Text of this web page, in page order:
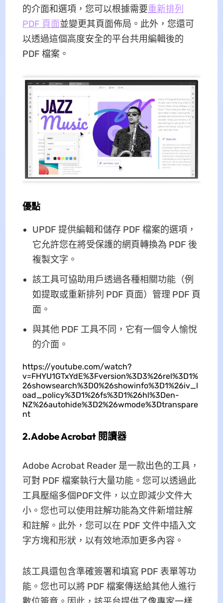
的介面和選項，您可以根據需要重新排列
PDF 頁面並變更其頁面佈局。此外，您還可
以透過這個高度安全的平台共用編輯後的
PDF 檔案。
優點
UPDF 提供編輯和儲存 PDF 檔案的選項，
它允許您在將受保護的網頁轉換為 PDF 後
複製文字。
該工具可協助用戶透過各種相關功能（例
如提取或重新排列 PDF 頁面）管理 PDF 頁
面。
與其他 PDF 工具不同，它有一個令人愉悅
的介面。
https://youtube.com/watch?
v=FHYU1GTxYdE%3Fversion%3D3%26rel%3D1%
26showsearch%3D0%26showinfo%3D1%26iv_l
oad_policy%3D1%26fs%3D1%26hl%3Den-
NZ%26autohide%3D2%26wmode%3Dtranspare
nt
2.Adobe Acrobat 閱讀器
Adobe Acrobat Reader 是一款出色的工具，
可對 PDF 檔案執行大量功能。您可以透過此
工具壓縮多個PDF文件，以立即減少文件大
小。您也可以使用註解功能為文件新增註解
和註解。此外，您可以在 PDF 文件中插入文
字方塊和形狀，以有效地添加更多內容。
該工具還包含準確簽署和填寫 PDF 表單等功
能。您也可以將 PDF 檔案傳送給其他人進行